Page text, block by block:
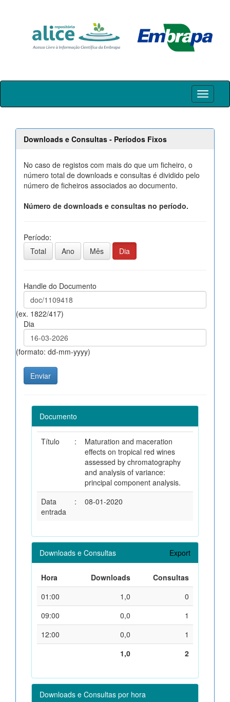
Skip
Downloads e Consultas - Períodos Fixos
No caso de registos com mais do que um ficheiro, o
número total de downloads e consultas é dividido pelo
número de ficheiros associados ao documento.
Número de downloads e consultas no período.
Período:
Total
Ano Mês Dia
Handle do Documento
(ex. 1822/417)
Dia
(formato: dd-mm-yyyy)
Documento
Título :
Maturation and maceration
effects on tropical red wines
assessed by chromatography
and analysis of variance:
principal component analysis.
Data
entrada
: 08-01-2020
Downloads e Consultas Export
Hora Downloads
Consultas
01:00
1,0
0
09:00
0,0
1
12:00
0,0
1
1,0
2
Downloads e Consultas por hora